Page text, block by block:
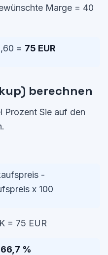
Marge = 40
= 75 EUR
berechnen
Prozent Sie auf den
-
x 100
= 75 EUR
66,7 %